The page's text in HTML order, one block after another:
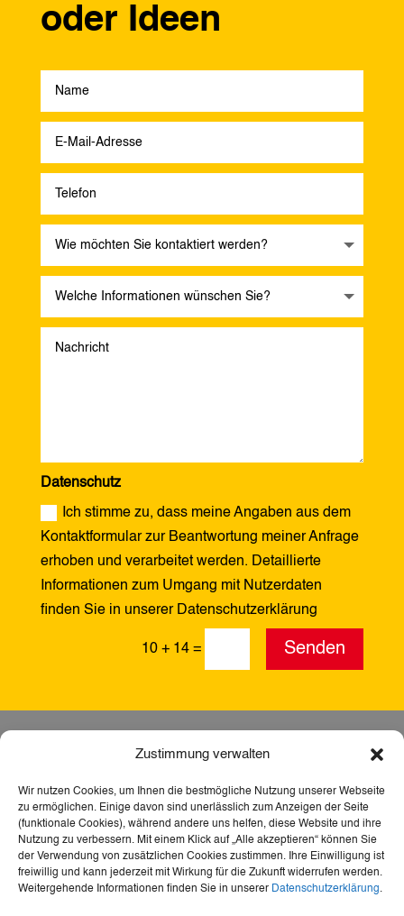
Zustimmung verwalten
Wir nutzen Cookies, um Ihnen die bestmögliche Nutzung unserer Webseite
zu ermöglichen. Einige davon sind unerlässlich zum Anzeigen der Seite
(funktionale Cookies), während andere uns helfen, diese Website und ihre
Nutzung zu verbessern. Mit einem Klick auf „Alle akzeptieren“ können Sie
der Verwendung von zusätzlichen Cookies zustimmen. Ihre Einwilligung ist
freiwillig und kann jederzeit mit Wirkung für die Zukunft widerrufen werden.
Weitergehende Informationen finden Sie in unserer Datenschutzerklärung.
oder Ideen
Datenschutz
Ich stimme zu, dass meine Angaben aus dem
Kontaktformular zur Beantwortung meiner Anfrage
erhoben und verarbeitet werden. Detaillierte
Informationen zum Umgang mit Nutzerdaten
finden Sie in unserer Datenschutzerklärung
10 + 14 = Senden